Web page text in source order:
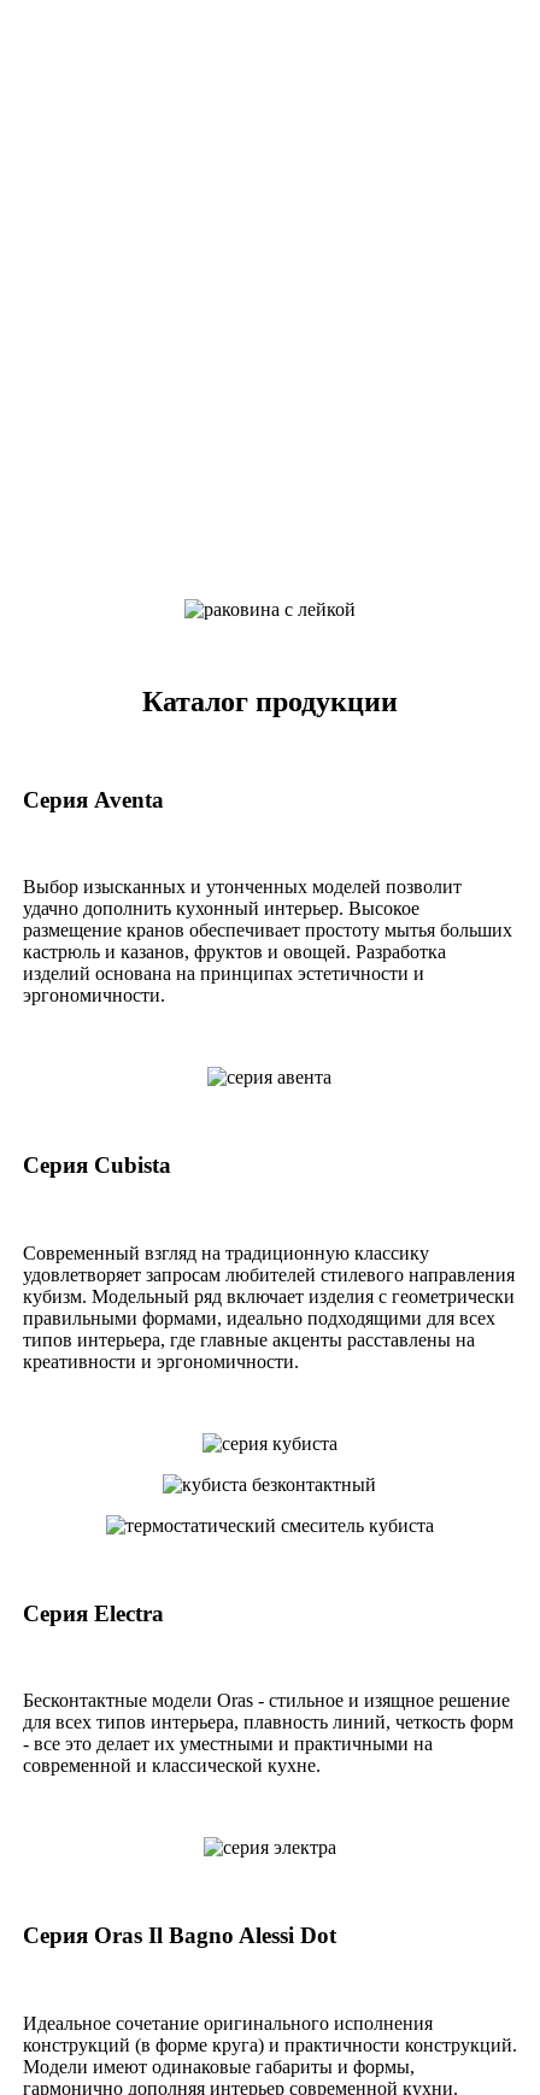
Каталог продукции
Серия Aventa
Выбор изысканных и утонченных моделей позволит
удачно дополнить кухонный интерьер. Высокое
размещение кранов обеспечивает простоту мытья больших
кастрюль и казанов, фруктов и овощей. Разработка
изделий основана на принципах эстетичности и
эргономичности.
Серия Cubista
Современный взгляд на традиционную классику
удовлетворяет запросам любителей стилевого направления
кубизм. Модельный ряд включает изделия с геометрически
правильными формами, идеально подходящими для всех
типов интерьера, где главные акценты расставлены на
креативности и эргономичности.
Серия Electra
Бесконтактные модели Oras - стильное и изящное решение
для всех типов интерьера, плавность линий, четкость форм
- все это делает их уместными и практичными на
современной и классической кухне.
Серия Oras Il Bagno Alessi Dot
Идеальное сочетание оригинального исполнения
конструкций (в форме круга) и практичности конструкций.
Модели имеют одинаковые габариты и формы,
гармонично дополняя интерьер современной кухни.